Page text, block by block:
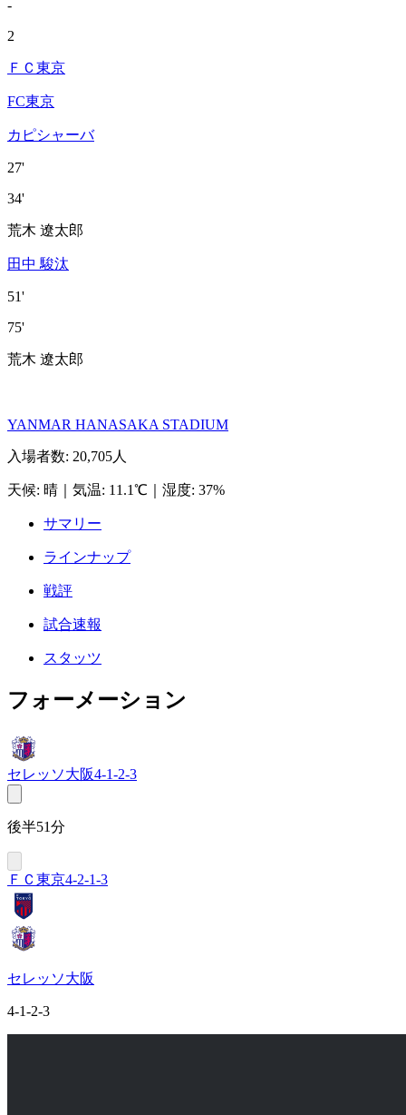
-
2
ＦＣ東京
FC東京
カピシャーバ
27'
34'
荒木 遼太郎
田中 駿汰
51'
75'
荒木 遼太郎
YANMAR HANASAKA STADIUM
入場者数: 20,705人
天候: 晴 気温: 11.1℃ 湿度: 37%
サマリー
ラインナップ
戦評
試合速報
スタッツ
フォーメーション
セレッソ大阪4-1-2-3
後半51分
ＦＣ東京4-2-1-3
セレッソ大阪
4-1-2-3